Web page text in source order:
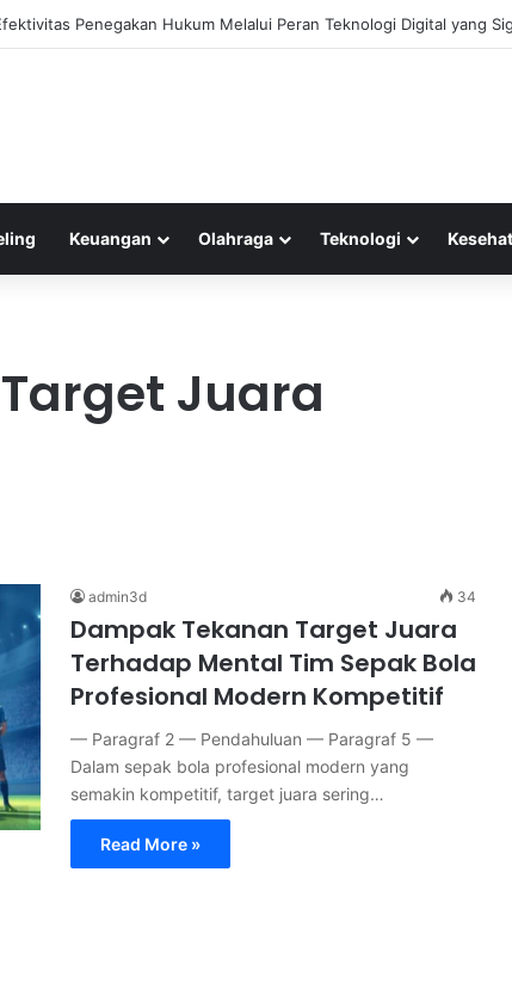
Penegakan Hukum Melalui Peran Teknologi Digital yang
Keuangan Olahraga Teknologi
Juara
admin3d 34
Dampak Tekanan Target Juara
Terhadap Mental Tim Sepak Bola
Profesional Modern Kompetitif
— Paragraf 2 — Pendahuluan — Paragraf 5 —
Dalam sepak bola profesional modern yang
semakin kompetitif, target juara sering…
Read More »